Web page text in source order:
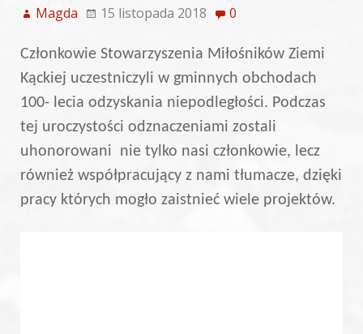
Magda 15 listopada 2018 0
Członkowie Stowarzyszenia Miłośników Ziemi
Kąckiej uczestniczyli w gminnych obchodach
100- lecia odzyskania niepodległości. Podczas
tej uroczystości odznaczeniami zostali
uhonorowani nie tylko nasi członkowie, lecz
również współpracujący z nami tłumacze, dzięki
pracy których mogło zaistnieć wiele projektów.